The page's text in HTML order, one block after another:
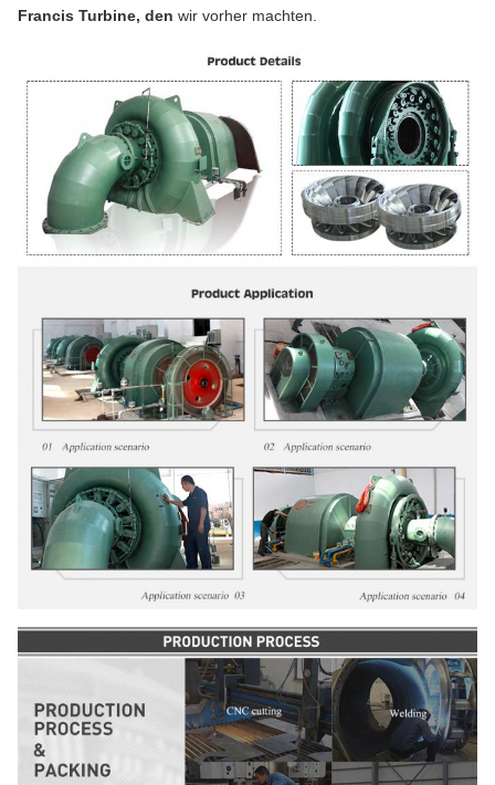
Francis Turbine, den wir vorher machten.